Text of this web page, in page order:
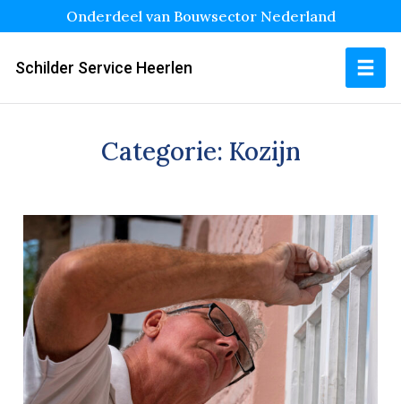
Onderdeel van Bouwsector Nederland
Schilder Service Heerlen
Categorie: Kozijn